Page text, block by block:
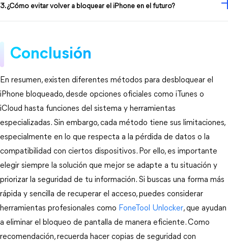
3. ¿Cómo evitar volver a bloquear el iPhone en el futuro?
Conclusión
En resumen, existen diferentes métodos para desbloquear el
iPhone bloqueado, desde opciones oficiales como iTunes o
iCloud hasta funciones del sistema y herramientas
especializadas. Sin embargo, cada método tiene sus limitaciones,
especialmente en lo que respecta a la pérdida de datos o la
compatibilidad con ciertos dispositivos. Por ello, es importante
elegir siempre la solución que mejor se adapte a tu situación y
priorizar la seguridad de tu información. Si buscas una forma más
rápida y sencilla de recuperar el acceso, puedes considerar
herramientas profesionales como FoneTool Unlocker, que ayudan
a eliminar el bloqueo de pantalla de manera eficiente. Como
recomendación, recuerda hacer copias de seguridad con